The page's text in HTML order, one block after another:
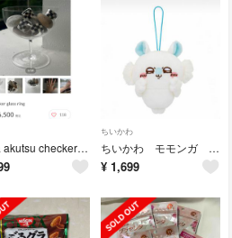
yurika akutsu checker glass ring
ちいかわ
ちいかわ モモンガ マスコット ぬいぐるみ プライズ品
¥ 1,699